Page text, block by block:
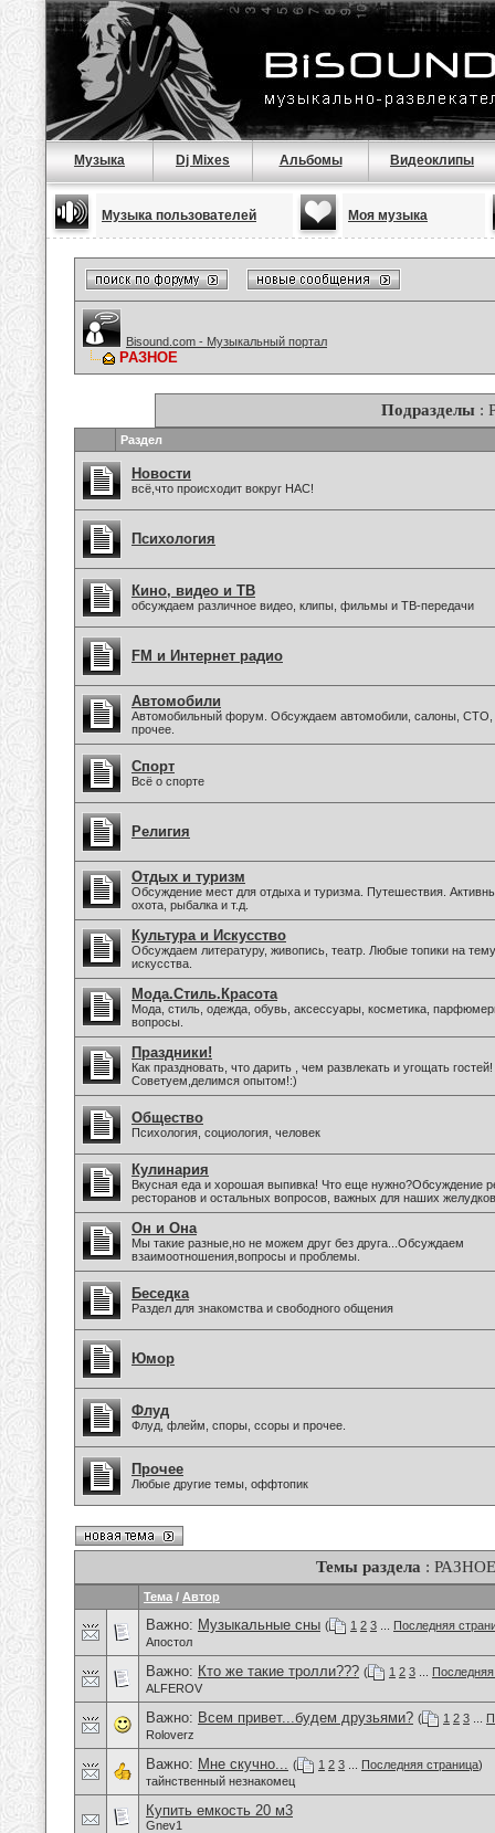
Музыка Dj Mixes Альбомы Видеоклипы
Музыка пользователей Моя музыка
Bisound.com - Музыкальный портал
РАЗНОЕ
Подразделы :
Раздел
Новости
всё,что происходит вокруг НАС!
Психология
Кино, видео и ТВ
обсуждаем различное видео, клипы, фильмы и ТВ-передачи
FM и Интернет радио
Автомобили
Автомобильный форум. Обсуждаем автомобили, салоны, СТО,
прочее.
Спорт
Всё о спорте
Религия
Отдых и туризм
Обсуждение мест для отдыха и туризма. Путешествия.
охота, рыбалка и т.д.
Культура и Искусство
Обсуждаем литературу, живопись, театр. Любые топики на
искусства.
Мода.Стиль.Красота
Мода, стиль, одежда, обувь, аксессуары, косметика,
вопросы.
Праздники!
Как праздновать, что дарить , чем развлекать и угощать гостей!
Советуем,делимся опытом!:)
Общество
Психология, социология, человек
Кулинария
Вкусная еда и хорошая выпивка! Что еще нужно?Обсуждение
ресторанов и остальных вопросов, важных для наших
Он и Она
Мы такие разные,но не можем друг без друга...Обсуждаем
взаимоотношения,вопросы и проблемы.
Беседка
Раздел для знакомства и свободного общения
Юмор
Флуд
Флуд, флейм, споры, ссоры и прочее.
Прочее
Любые другие темы, оффтопик
Темы раздела : РАЗНОЕ
Тема / Автор
Важно: Музыкальные сны ( 1 2 3
Последняя
Апостол
Важно: Кто же такие тролли??? ( 1 2 3
ALFEROV
Важно: Всем привет...будем друзьями? ( 1 2 3
Roloverz
Важно: Мне скучно... ( 1 2 3 Последняя страница)
тайнственный незнакомец
Купить емкость 20 м3
Gnev1